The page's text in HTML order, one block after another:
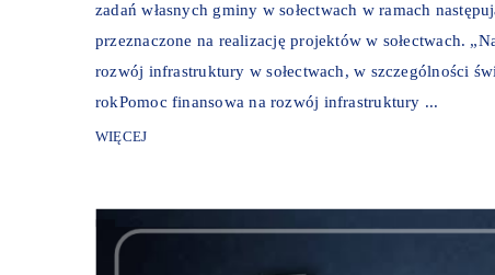
zadań własnych gminy w sołectwach w ramach
przeznaczone na realizację projektów w sołectwach.
rozwój infrastruktury w sołectwach, w szczególności
rokPomoc finansowa na rozwój infrastruktury ...
WIĘCEJ